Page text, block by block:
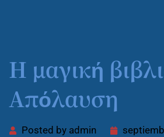
Η μαγική
Απόλαυση
Posted by admin